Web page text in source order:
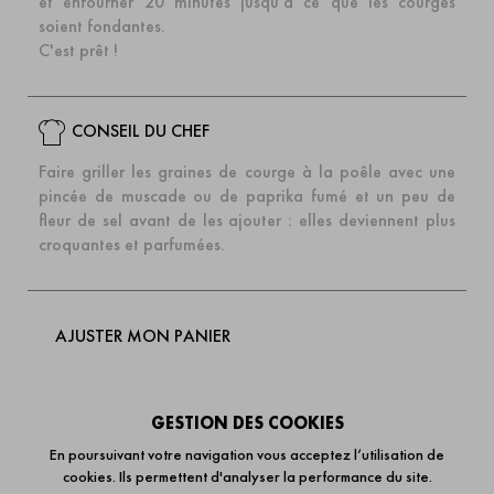
GESTION DES COOKIES
En poursuivant votre navigation vous acceptez l’utilisation de
cookies. Ils permettent d'analyser la performance du site.
soient fondantes.
C'est prêt !
CONSEIL DU CHEF
Faire griller les graines de courge à la poêle avec une
pincée de muscade ou de paprika fumé et un peu de
fleur de sel avant de les ajouter : elles deviennent plus
croquantes et parfumées.
AJUSTER MON PANIER